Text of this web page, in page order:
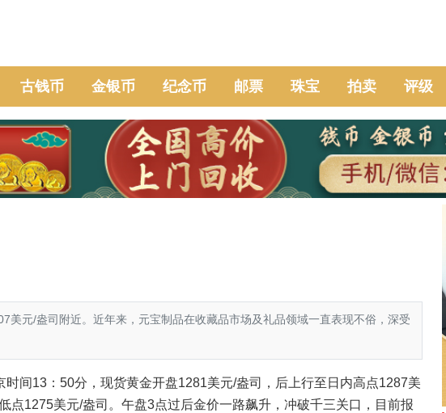
古钱币 金银币 纪念币 邮票 珠宝 拍卖 评级
美元/盎司附近。近年来，元宝制品在收藏品市场及礼品领域一直表现不俗，深受
时间13：50分，现货黄金开盘1281美元/盎司，后上行至日内高点1287美
点1275美元/盎司。午盘3点过后金价一路飙升，冲破千三关口，目前报